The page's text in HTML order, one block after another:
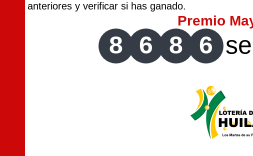
anteriores y verificar si has ganado.
Premio
8 6 8 6